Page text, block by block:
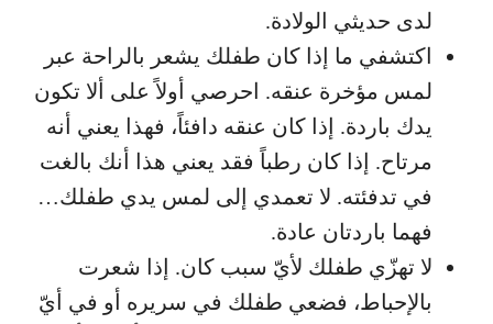
لدى حديثي الولادة.
اكتشفي ما إذا كان طفلك يشعر بالراحة عبر
لمس مؤخرة عنقه. احرصي أولاً على ألا تكون
يدك باردة. إذا كان عنقه دافئاً، فهذا يعني أنه
مرتاح. إذا كان رطباً فقد يعني هذا أنك بالغت
في تدفئته. لا تعمدي إلى لمس يدي طفلك…
فهما باردتان عادة.
لا تهزّي طفلك لأيّ سبب كان. إذا شعرت
بالإحباط، فضعي طفلك في سريره أو في أيّ